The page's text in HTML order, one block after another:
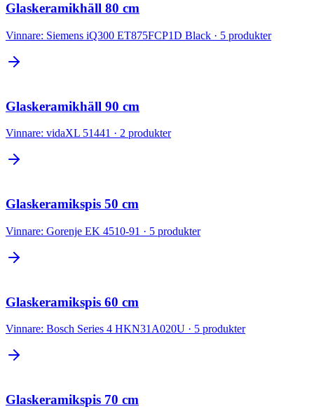
Glaskeramikhäll 80 cm
Vinnare: Siemens iQ300 ET875FCP1D Black · 5 produkter
Glaskeramikhäll 90 cm
Vinnare: vidaXL 51441 · 2 produkter
Glaskeramikspis 50 cm
Vinnare: Gorenje EK 4510-91 · 5 produkter
Glaskeramikspis 60 cm
Vinnare: Bosch Series 4 HKN31A020U · 5 produkter
Glaskeramikspis 70 cm